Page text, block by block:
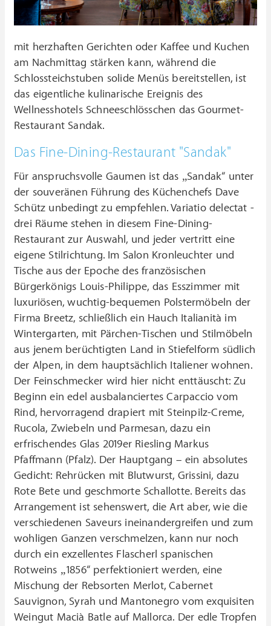
mit herzhaften Gerichten oder Kaffee und Kuchen
am Nachmittag stärken kann, während die
Schlossteichstuben solide Menüs bereitstellen, ist
das eigentliche kulinarische Ereignis des
Wellnesshotels Schneeschlösschen das Gourmet-
Restaurant Sandak.
Das Fine-Dining-Restaurant "Sandak"
Für anspruchsvolle Gaumen ist das „Sandak“ unter
der souveränen Führung des Küchenchefs Dave
Schütz unbedingt zu empfehlen. Variatio delectat -
drei Räume stehen in diesem Fine-Dining-
Restaurant zur Auswahl, und jeder vertritt eine
eigene Stilrichtung. Im Salon Kronleuchter und
Tische aus der Epoche des französischen
Bürgerkönigs Louis-Philippe, das Esszimmer mit
luxuriösen, wuchtig-bequemen Polstermöbeln der
Firma Breetz, schließlich ein Hauch Italianità im
Wintergarten, mit Pärchen-Tischen und Stilmöbeln
aus jenem berüchtigten Land in Stiefelform südlich
der Alpen, in dem hauptsächlich Italiener wohnen.
Der Feinschmecker wird hier nicht enttäuscht: Zu
Beginn ein edel ausbalanciertes Carpaccio vom
Rind, hervorragend drapiert mit Steinpilz-Creme,
Rucola, Zwiebeln und Parmesan, dazu ein
erfrischendes Glas 2019er Riesling Markus
Pfaffmann (Pfalz). Der Hauptgang – ein absolutes
Gedicht: Rehrücken mit Blutwurst, Grissini, dazu
Rote Bete und geschmorte Schallotte. Bereits das
Arrangement ist sehenswert, die Art aber, wie die
verschiedenen Saveurs ineinandergreifen und zum
wohligen Ganzen verschmelzen, kann nur noch
durch ein exzellentes Flascherl spanischen
Rotweins „1856“ perfektioniert werden, eine
Mischung der Rebsorten Merlot, Cabernet
Sauvignon, Syrah und Mantonegro vom exquisiten
Weingut Macià Batle auf Mallorca. Der edle Tropfen